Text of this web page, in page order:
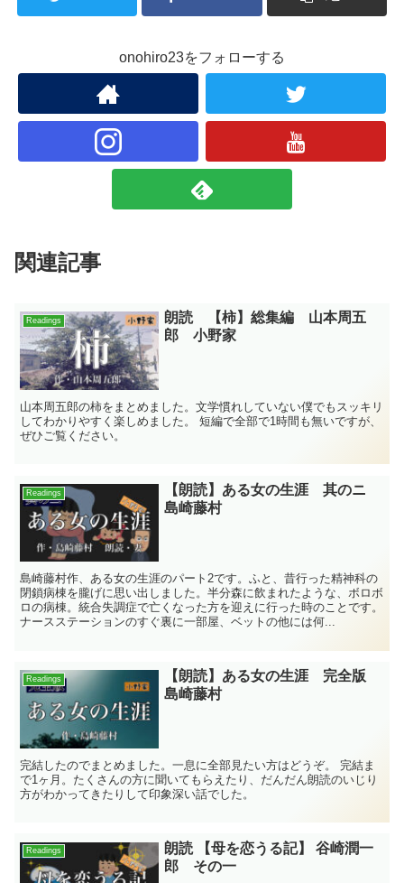
onohiro23をフォローする
関連記事
Readings
朗読 【柿】総集編 山本周五
郎 小野家
山本周五郎の柿をまとめました。文学慣れしていない僕でもスッキリ
してわかりやすく楽しめました。 短編で全部で1時間も無いですが、
ぜひご覧ください。
Readings
【朗読】ある女の生涯 其のニ
島崎藤村
島崎藤村作、ある女の生涯のパート2です。ふと、昔行った精神科の
閉鎖病棟を朧げに思い出しました。半分森に飲まれたような、ボロボ
ロの病棟。統合失調症で亡くなった方を迎えに行った時のことです。
ナースステーションのすぐ裏に一部屋、ベットの他には何...
Readings
【朗読】ある女の生涯 完全版
島崎藤村
完結したのでまとめました。一息に全部見たい方はどうぞ。 完結ま
で1ヶ月。たくさんの方に聞いてもらえたり、だんだん朗読のいじり
方がわかってきたりして印象深い話でした。
Readings
朗読 【母を恋うる記】 谷崎潤一
郎 その一